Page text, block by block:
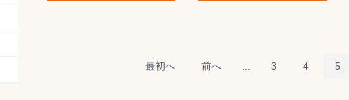
最初へ 前へ 3 4 5